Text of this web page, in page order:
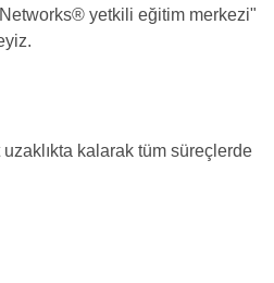
yetkili eğitim merkezi"
kalarak tüm süreçlerde